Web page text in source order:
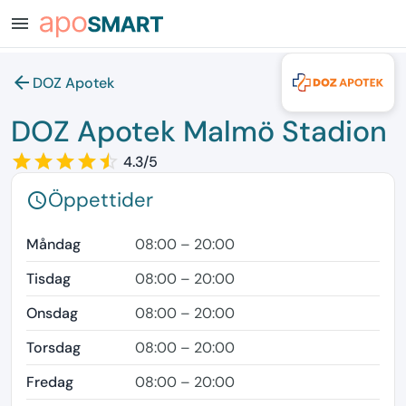
menu
arrow_back DOZ Apotek
DOZ Apotek Malmö Stadion
star_borderstar_borderstar_borderstar_borderstar_border
starstarstarstarstar 4.3/5
scheduleÖppettider
Måndag
08:00 – 20:00
Tisdag
08:00 – 20:00
Onsdag
08:00 – 20:00
Torsdag
08:00 – 20:00
Fredag
08:00 – 20:00